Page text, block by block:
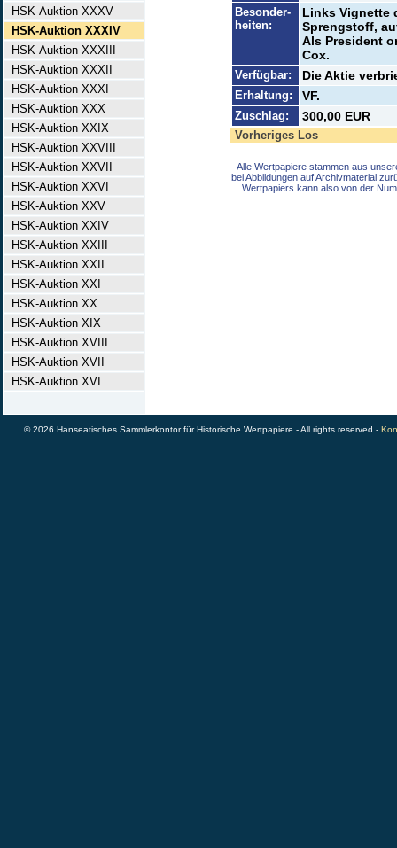
HSK-Auktion XXXV
HSK-Auktion XXXIV
HSK-Auktion XXXIII
HSK-Auktion XXXII
HSK-Auktion XXXI
HSK-Auktion XXX
HSK-Auktion XXIX
HSK-Auktion XXVIII
HSK-Auktion XXVII
HSK-Auktion XXVI
HSK-Auktion XXV
HSK-Auktion XXIV
HSK-Auktion XXIII
HSK-Auktion XXII
HSK-Auktion XXI
HSK-Auktion XX
HSK-Auktion XIX
HSK-Auktion XVIII
HSK-Auktion XVII
HSK-Auktion XVI
Besonder-
heiten:
Links Vignette
Sprengstoff,
Als President
Cox.
Verfügbar: Die Aktie
Erhaltung: VF.
Zuschlag: 300,00 EUR
Vorheriges Los
Alle Wertpapiere stammen aus
bei Abbildungen auf Archivmaterial
Wertpapiers kann also von der
© 2026 Hanseatisches Sammlerkontor für Historische Wertpapiere - All rights reserved -